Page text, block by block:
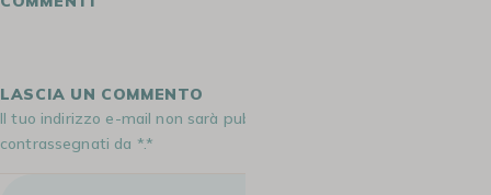
LASCIA UN COMMENTO
Il tuo indirizzo e-mail non sarà pubblicato. I campi obbligatori sono
contrassegnati da *.*